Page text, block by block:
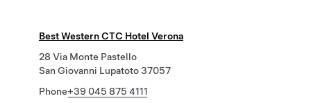
Best Western CTC Hotel Verona
28 Via Monte Pastello
San Giovanni Lupatoto 37057
Phone+39 045 875 4111